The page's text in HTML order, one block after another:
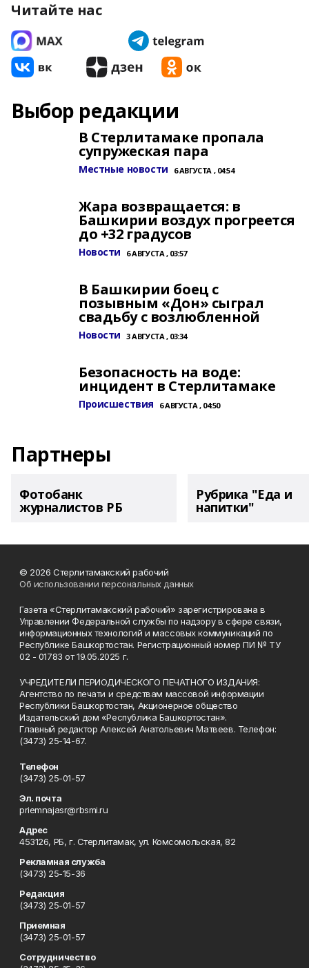
Читайте нас
Выбор редакции
В Стерлитамаке пропала
супружеская пара
Местные новости 6 АВГУСТА , 04:54
Жара возвращается: в
Башкирии воздух прогреется
до +32 градусов
Новости 6 АВГУСТА , 03:57
В Башкирии боец с
позывным «Дон» сыграл
свадьбу с возлюбленной
Новости 3 АВГУСТА , 03:34
Безопасность на воде:
инцидент в Стерлитамаке
Происшествия 6 АВГУСТА , 04:50
Партнеры
Фотобанк
журналистов РБ
Рубрика "Еда и
напитки"
© 2026 Стерлитамакский рабочий
Об использовании персональных данных
Газета «Стерлитамакский рабочий» зарегистрирована в
Управлении Федеральной службы по надзору в сфере связи,
информационных технологий и массовых коммуникаций по
Республике Башкортостан. Регистрационный номер ПИ № ТУ
02 - 01783 от 19.05.2025 г.
УЧРЕДИТЕЛИ ПЕРИОДИЧЕСКОГО ПЕЧАТНОГО ИЗДАНИЯ:
Агентство по печати и средствам массовой информации
Республики Башкортостан, Акционерное общество
Издательский дом «Республика Башкортостан».
Главный редактор Алексей Анатольевич Матвеев. Телефон:
(3473) 25-14-67.
Телефон
(3473) 25-01-57
Эл. почта
priemnajasr@rbsmi.ru
Адрес
453126, РБ, г. Стерлитамак, ул. Комсомольская, 82
Рекламная служба
(3473) 25-15-36
Редакция
(3473) 25-01-57
Приемная
(3473) 25-01-57
Сотрудничество